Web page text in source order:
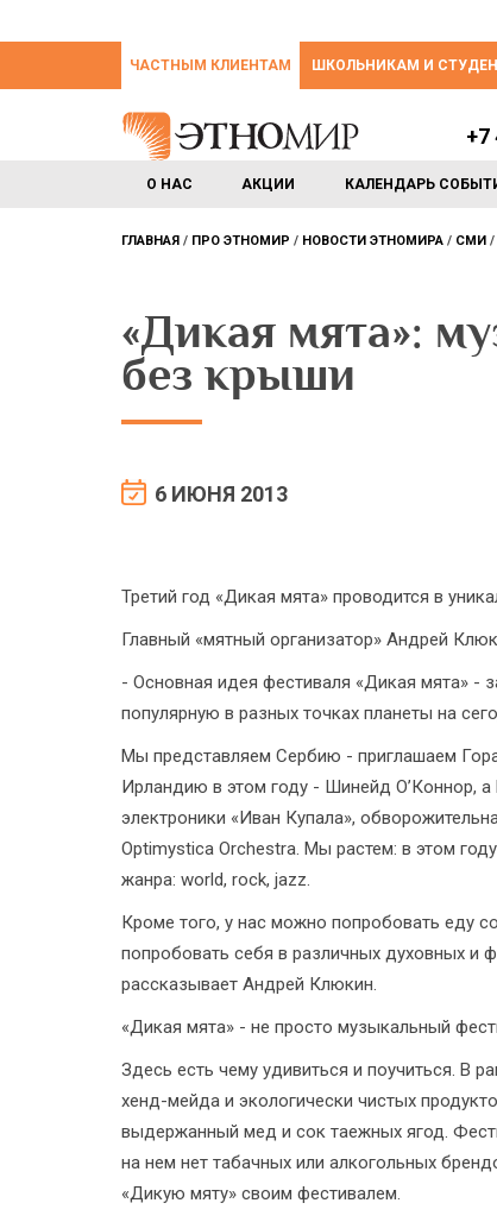
ЧАСТНЫМ КЛИЕНТАМ ШКОЛЬНИКАМ И
О НАС АКЦИИ КАЛЕНДАРЬ
+7
ГЛАВНАЯ ПРО ЭТНОМИР НОВОСТИ ЭТНОМИРА СМИ
«Дикая мята»:
без крыши
6 ИЮНЯ 2013
Третий год «Дикая мята» проводится в
Главный «мятный организатор» Андрей
- Основная идея фестиваля «Дикая мята» -
популярную в разных точках планеты на
Мы представляем Сербию - приглашаем
Ирландию в этом году - Шинейд О’Коннор, а
электроники «Иван Купала»,
Optimystica Orchestra. Мы растем: в этом
жанра: world, rock, jazz.
Кроме того, у нас можно попробовать еду
попробовать себя в различных духовных и
рассказывает Андрей Клюкин.
«Дикая мята» - не просто музыкальный
Здесь есть чему удивиться и поучиться. В
хенд-мейда и экологически чистых
выдержанный мед и сок таежных ягод.
на нем нет табачных или алкогольных
«Дикую мяту» своим фестивалем.